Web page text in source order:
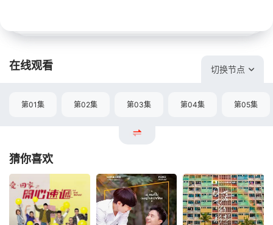
在线观看 切换节点
第01集 第02集 第03集 第04集 第05集
猜你喜欢